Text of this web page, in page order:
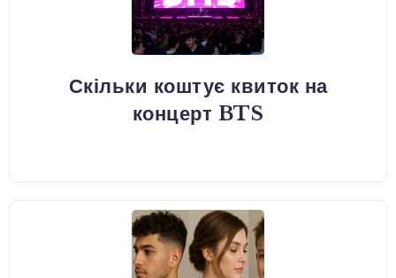
Скільки коштує квиток на
концерт BTS